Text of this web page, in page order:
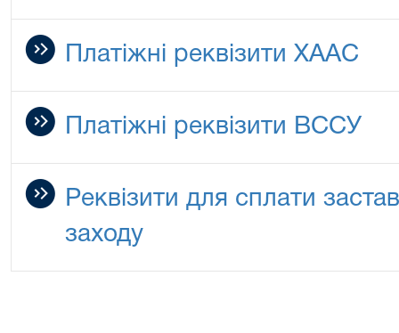
Платіжні реквізити ХААС
Платіжні реквізити ВССУ
Реквізити для сплати
заходу